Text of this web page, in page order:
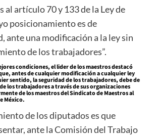
al artículo 70 y 133 de la Ley de
posicionamiento es de
ante una modificación a la ley sin
de los trabajadores”.
condiciones, el lider de los maestros destacó
antes de cualquier modificación a cualquier ley
sentido, la seguridad de los trabajadores, debe de
los trabajadores a través de sus organizaciones
de los maestros del Sindicato de Maestros al
México.
de los diputados es que
ante la Comisión del Trabajo